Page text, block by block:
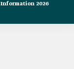
2026